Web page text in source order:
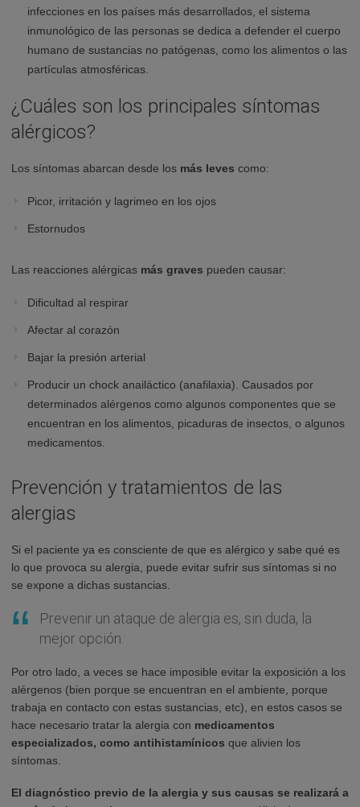
infecciones en los países más desarrollados, el sistema
inmunológico de las personas se dedica a defender el cuerpo
humano de sustancias no patógenas, como los alimentos o las
partículas atmosféricas.
¿Cuáles son los principales síntomas
alérgicos?
Los síntomas abarcan desde los más leves como:
Picor, irritación y lagrimeo en los ojos
Estornudos
Las reacciones alérgicas más graves pueden causar:
Dificultad al respirar
Afectar al corazón
Bajar la presión arterial
Producir un chock anailáctico (anafilaxia). Causados por
determinados alérgenos como algunos componentes que se
encuentran en los alimentos, picaduras de insectos, o algunos
medicamentos.
Prevención y tratamientos de las
alergias
Si el paciente ya es consciente de que es alérgico y sabe qué es
lo que provoca su alergia, puede evitar sufrir sus síntomas si no
se expone a dichas sustancias.
Prevenir un ataque de alergia es, sin duda, la
mejor opción.
Por otro lado, a veces se hace imposible evitar la exposición a los
alérgenos (bien porque se encuentran en el ambiente, porque
trabaja en contacto con estas sustancias, etc), en estos casos se
hace necesario tratar la alergia con medicamentos
especializados, como antihistamínicos que alivien los
síntomas.
El diagnóstico previo de la alergia y sus causas se realizará a